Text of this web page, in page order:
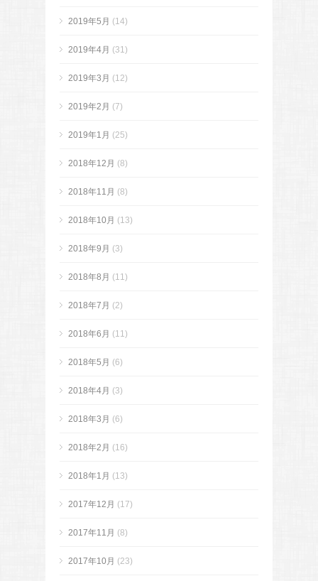
2019年5月 (14)
2019年4月 (31)
2019年3月 (12)
2019年2月 (7)
2019年1月 (25)
2018年12月 (8)
2018年11月 (8)
2018年10月 (13)
2018年9月 (3)
2018年8月 (11)
2018年7月 (2)
2018年6月 (11)
2018年5月 (6)
2018年4月 (3)
2018年3月 (6)
2018年2月 (16)
2018年1月 (13)
2017年12月 (17)
2017年11月 (8)
2017年10月 (23)